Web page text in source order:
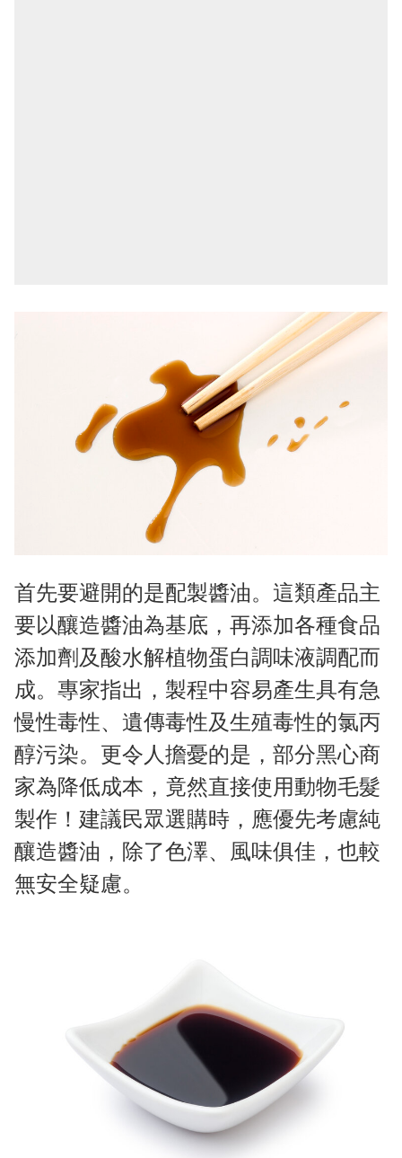
首先要避開的是配製醬油。這類產品主
要以釀造醬油為基底，再添加各種食品
添加劑及酸水解植物蛋白調味液調配而
成。專家指出，製程中容易產生具有急
慢性毒性、遺傳毒性及生殖毒性的氯丙
醇污染。更令人擔憂的是，部分黑心商
家為降低成本，竟然直接使用動物毛髮
製作！建議民眾選購時，應優先考慮純
釀造醬油，除了色澤、風味俱佳，也較
無安全疑慮。